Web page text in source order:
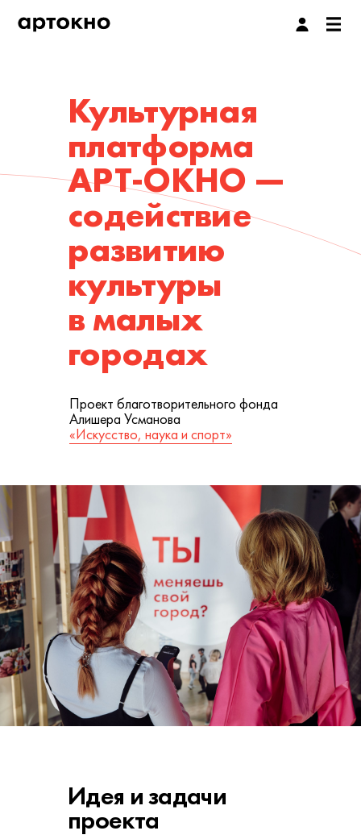
Культурная
платформа
АРТ-ОКНО —
содействие
развитию
культуры
в малых
городах
Проект благотворительного фонда
Алишера Усманова
«Искусство, наука и спорт»
Идея и задачи
проекта